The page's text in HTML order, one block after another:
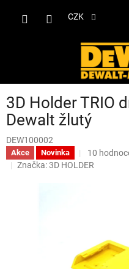
CZK
3D Holder TRIO
Dewalt žlutý
DEW100002
Akce Novinka
Průměrné
hodnocení
10
Značka:3D HOLDER